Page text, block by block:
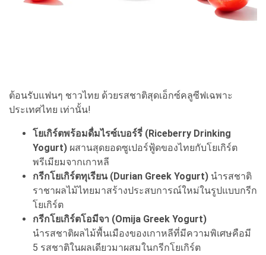
ต้อนรับแฟนๆ ชาวไทย ด้วยรสชาติสุดเอ็กซ์คลูซีฟเฉพาะ
ประเทศไทย เท่านั้น!
โยเกิร์ตพร้อมดื่มไรซ์เบอร์รี่ (Riceberry Drinking
Yogurt) ผสานสุดยอดซูเปอร์ฟู้ดของไทยกับโยเกิร์ต
พรีเมียมจากเกาหลี
กรีกโยเกิร์ตทุเรียน (Durian Greek Yogurt) นำรสชาติ
ราชาผลไม้ไทยมาสร้างประสบการณ์ใหม่ในรูปแบบกรีก
โยเกิร์ต
กรีกโยเกิร์ตโอมีจา (Omija Greek Yogurt)
นำรสชาติผลไม้พื้นเมืองของเกาหลีที่มีความพิเศษคือมี
5 รสชาติในผลเดียวมาผสมในกรีกโยเกิร์ต